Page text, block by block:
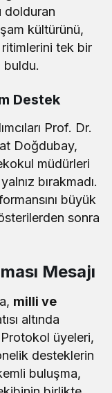
dolduran
kültürünü,
tek bir
buldu.
Destek
Prof. Dr.
Doğdubay,
müdürleri
bırakmadı.
büyük
sonra
Mesajı
milli ve
altında
Protokol üyeleri,
desteklerin
buluşma,